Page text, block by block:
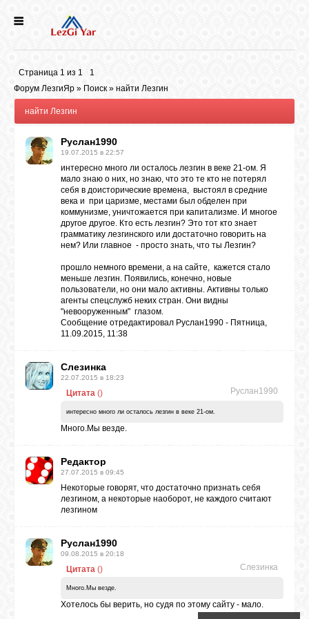
ИСТОРИЯ
ФОТО
Страница 1 из 1
1
Форум ЛезгиЯр » Поиск » найти Лезгин
найти Лезгин
Руслан1990
19.07.2015 в 22:57
интересно много ли осталось лезгин в веке 21-ом. Я
мало знаю о них, но знаю, что это те кто не потерял
себя в доисторические времена, выстоял в средние
века и при царизме, местами был обделен при
коммунизме, уничтожается при капитализме. И многое
другое другое. Кто есть лезгин? Это тот кто знает
грамматику лезгинского или достаточно говорить на
нем? Или главное - просто знать, что ты Лезгин?
прошло немного времени, а на сайте, кажется стало
меньше лезгин. Появились, конечно, новые
пользователи, но они мало активны. Активны только
агенты спецслужб неких стран. Они видны
"невооруженным" глазом.
Сообщение отредактировал Руслан1990 - Пятница,
11.09.2015, 11:38
Слезинка
22.07.2015 в 18:23
Цитата Руслан1990
()
интересно много ли осталось лезгин в веке 21-ом.
Много.Мы везде.
Редактор
27.07.2015 в 09:45
Некоторые говорят, что достаточно признать себя
лезгином, а некоторые наоборот, не каждого считают
лезгином
Руслан1990
09.08.2015 в 20:18
Цитата Слезинка
()
Много.Мы везде.
Хотелось бы верить, но судя по этому сайту - мало.